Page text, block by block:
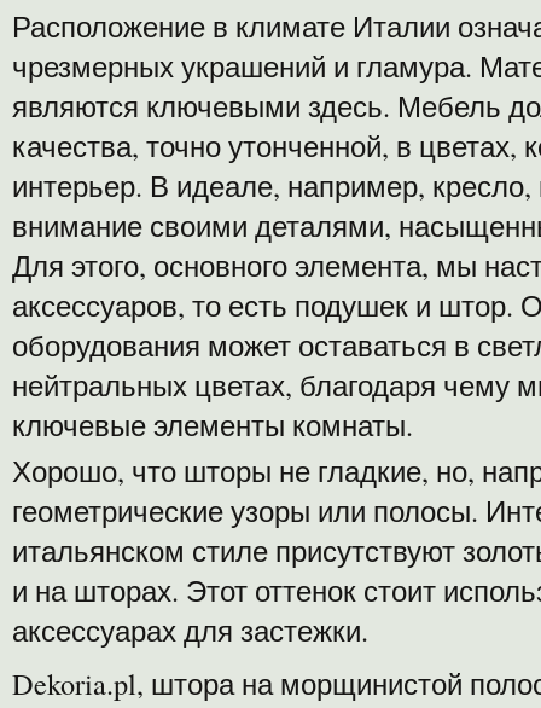
Расположение в климате Италии
чрезмерных украшений и гламура.
являются ключевыми здесь. Мебель
качества, точно утонченной, в цветах,
интерьер. В идеале, например, кресло,
внимание своими деталями,
Для этого, основного элемента, мы
аксессуаров, то есть подушек и штор.
оборудования может оставаться в
нейтральных цветах, благодаря чему
ключевые элементы комнаты.
Хорошо, что шторы не гладкие, но,
геометрические узоры или полосы.
итальянском стиле присутствуют
и на шторах. Этот оттенок стоит
аксессуарах для застежки.
Dekoria.pl, штора на морщинистой